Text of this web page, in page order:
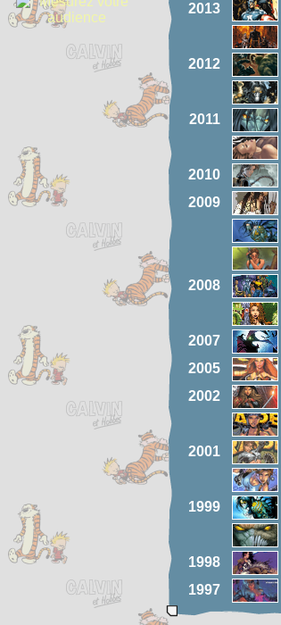
2013
2012
2011
2010
2009
2008
2007
2005
2002
2001
1999
1998
1997